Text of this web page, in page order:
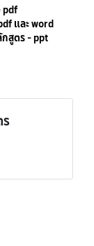
pdf
และ word
กสูตร - ppt